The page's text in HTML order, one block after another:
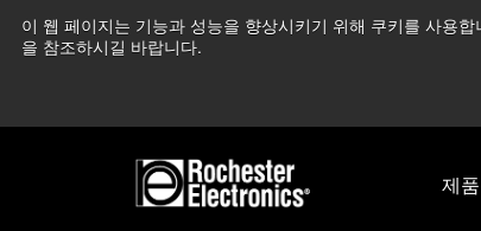
이 웹 페이지는 기능과 성능을 향상시키기 위해 쿠키를 사용
을 참조하시길 바랍니다.
츠
건
중동 지역 상황
제품